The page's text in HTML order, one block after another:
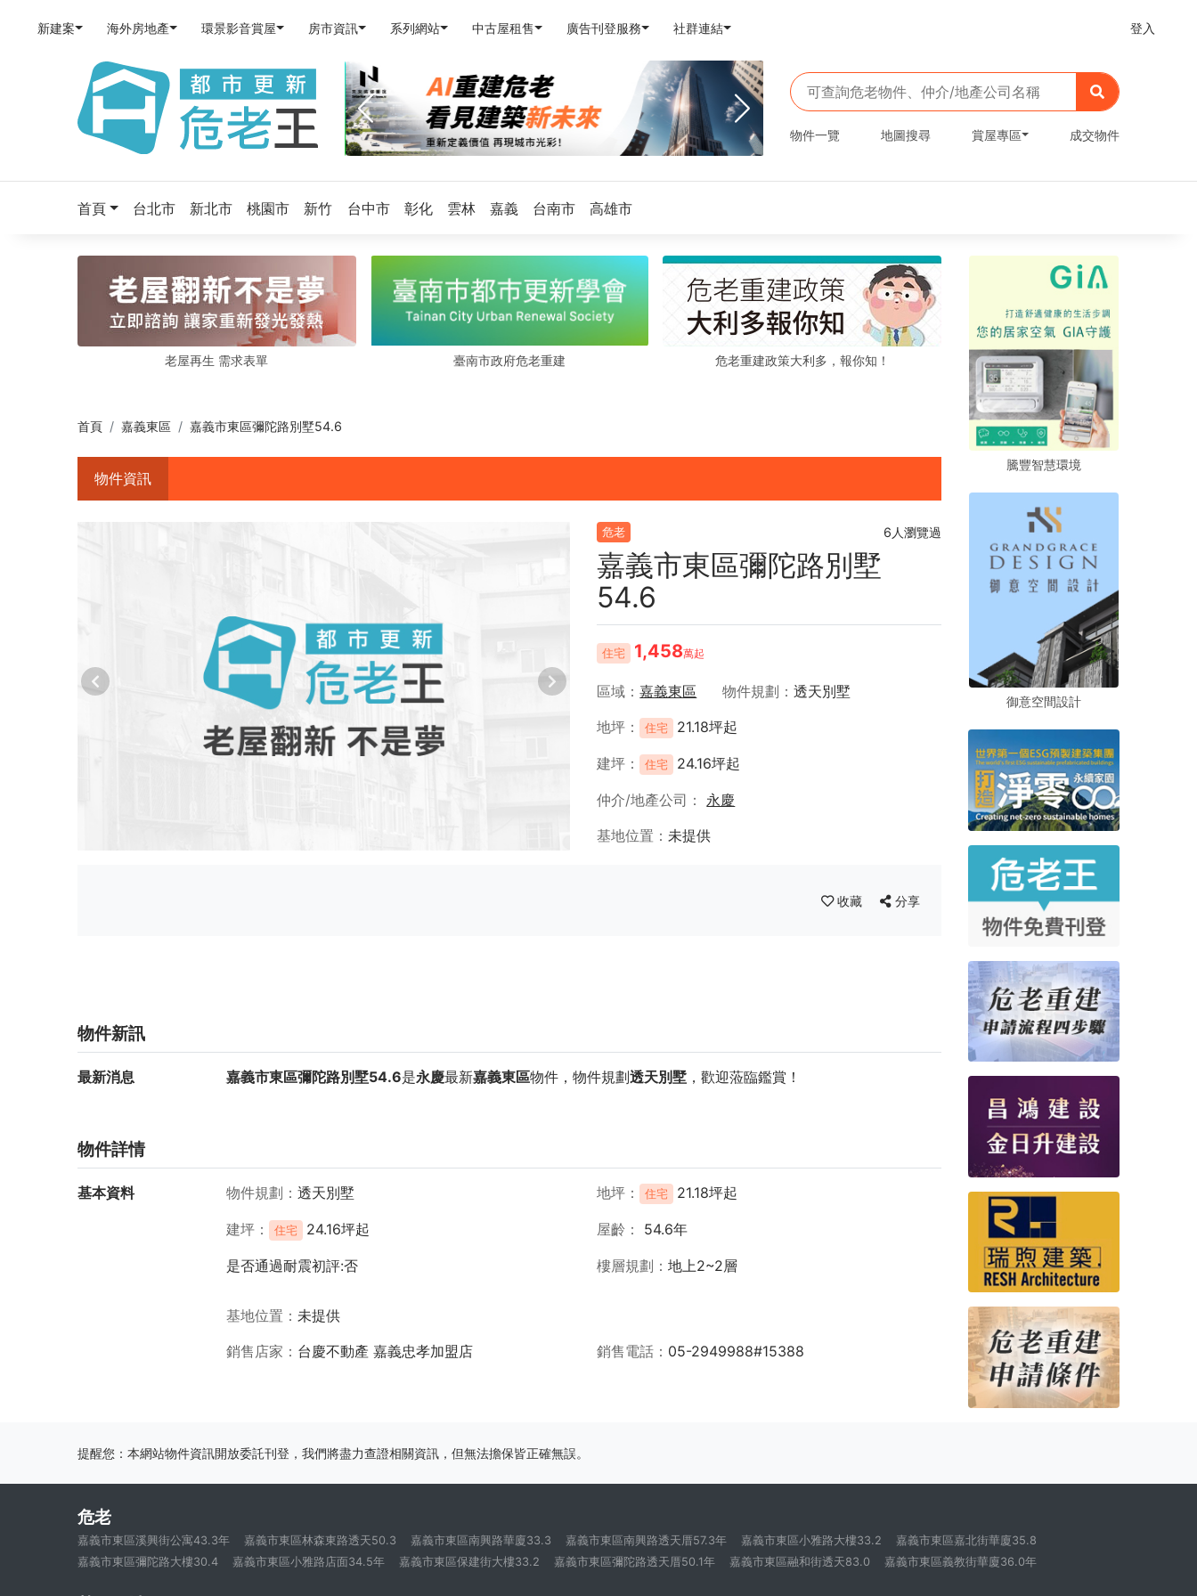
新建案 海外房地產 環景影音賞屋 房市資訊 系列網站 中古屋租售 廣告刊登服務 社群連結 登入
物件一覽 地圖搜尋 賞屋專區 成交物件
首頁 台北市 新北市 桃園市 新竹 台中市 彰化 雲林 嘉義 台南市 高雄市
老屋再生 需求表單 臺南市政府危老重建 危老重建政策大利多，報你知！
首頁 嘉義東區 嘉義市東區彌陀路別墅54.6
物件資訊
危老 6人瀏覽過
嘉義市東區彌陀路別墅
54.6
住宅 1,458萬起
區域 嘉義東區 物件規劃
透天別墅
地坪
住宅 21.18坪起
建坪 住宅 24.16坪起
仲介/地產公司
永慶
基地位置
未提供
收藏 分享
物件新訊
最新消息 嘉義市東區彌陀路別墅54.6是永慶最新嘉義東區物件，物件規劃透天別墅，歡迎蒞臨鑑賞！
物件詳情
基本資料 物件規劃 透天別墅 地坪 住宅 21.18坪起
建坪 住宅 24.16坪起 屋齡 54.6年
是否通過耐震初評:否 樓層規劃 地上2~2層
基地位置
未提供
銷售店家
台慶不動產 嘉義忠孝加盟店 銷售電話 05-2949988#15388
騰豐智慧環境
騰豐智慧環境
騰豐智慧環境
御意空間設計
御意空間設計
御意空間設計
提醒您：本網站物件資訊開放委託刊登，我們將盡力查證相關資訊，但無法擔保皆正確無誤。
危老
嘉義市東區溪興街公寓43.3年 嘉義市東區林森東路透天50.3 嘉義市東區南興路華廈33.3 嘉義市東區南興路透天厝57.3年 嘉義市東區小雅路大樓33.2
嘉義市東區嘉北街華廈35.8
嘉義市東區彌陀路大樓30.4
嘉義市東區小雅路店面34.5年 嘉義市東區保建街大樓33.2 嘉義市東區彌陀路透天厝50.1年 嘉義市東區融和街透天83.0 嘉義市東區義教街華廈36.0年